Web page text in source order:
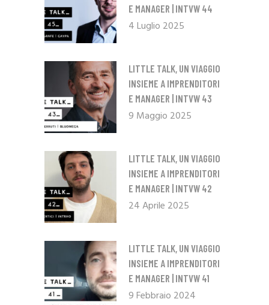
E MANAGER | INTVW 44
4 Luglio 2025
LITTLE TALK, UN VIAGGIO
INSIEME A IMPRENDITORI
E MANAGER | INTVW 43
9 Maggio 2025
LITTLE TALK, UN VIAGGIO
INSIEME A IMPRENDITORI
E MANAGER | INTVW 42
24 Aprile 2025
LITTLE TALK, UN VIAGGIO
INSIEME A IMPRENDITORI
E MANAGER | INTVW 41
9 Febbraio 2024